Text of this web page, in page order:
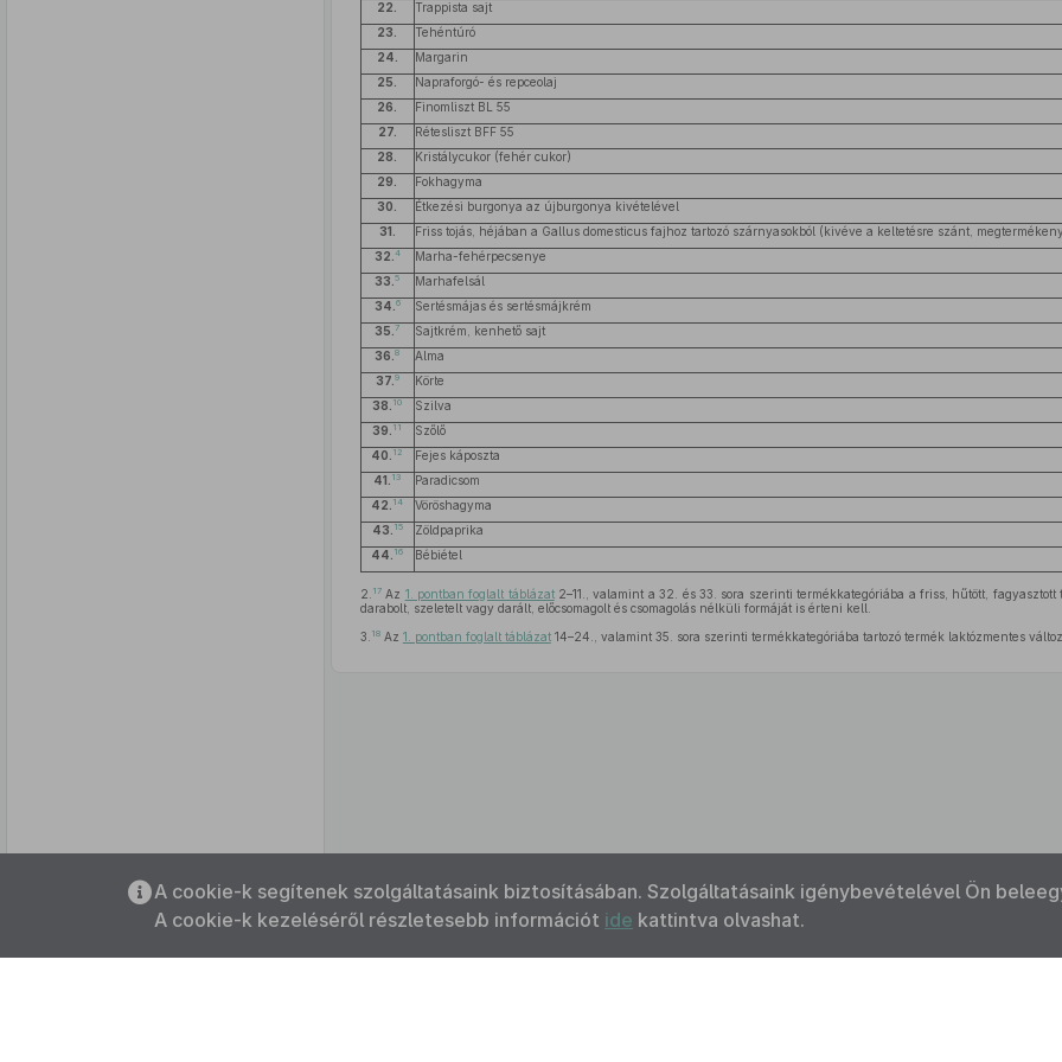
Az oldalmenübe visszatéréshez
ALT + S billentyűket.
22.
Trappista sajt
23.
Tehéntúró
24.
Margarin
25.
Napraforgó- és repceolaj
26.
Finomliszt BL 55
27.
Rétesliszt BFF 55
28.
Kristálycukor (fehér cukor)
29.
Fokhagyma
30.
Étkezési burgonya az újburgonya kivételével
31.
Friss tojás, héjában a Gallus domesticus fajhoz tartozó szárnyasokból (kivéve a keltetésre szánt,
32. 4
Marha-fehérpecsenye
33.5
Marhafelsál
34. 6
Sertésmájas és sertésmájkrém
35.7
Sajtkrém, kenhető sajt
36.8
Alma
37. 9
Körte
38. 10
Szilva
39. 11
Szőlő
40. 12
Fejes káposzta
41. 13
Paradicsom
42. 14
Vöröshagyma
43. 15
Zöldpaprika
44. 16 Bébiétel
2. 17Az 1. pontban foglalt táblázat2–11., valamint a 32. és 33. sora szerinti termékkategóriába a friss, hűtött, fagyasztott
darabolt, szeletelt vagy darált, előcsomagolt és csomagolás nélküli formáját is érteni kell.
3. 18Az 1. pontban foglalt táblázat14–24., valamint 35. sora szerinti termékkategóriába tartozó termék laktózmentes
A cookie-k segítenek szolgáltatásaink biztosításában. Szolgáltatásaink igénybevételével Ön
A cookie-k kezeléséről részletesebb információt ide kattintva olvashat.